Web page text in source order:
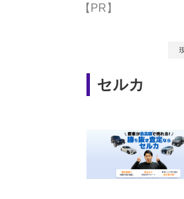
【PR】
セルカ